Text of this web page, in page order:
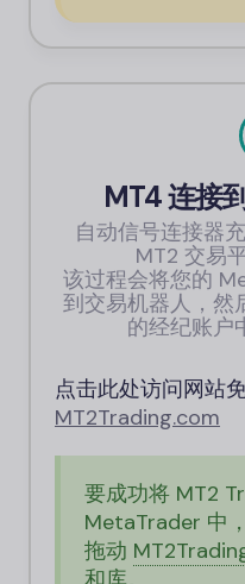
MT4 连接
自动信号连接器
MT2 交易
该过程会将您的
到交易机器人，然
的经纪账户
点击此处访问网站
MT2Trading.com
要成功将 MT2
MetaTrader 中
拖动